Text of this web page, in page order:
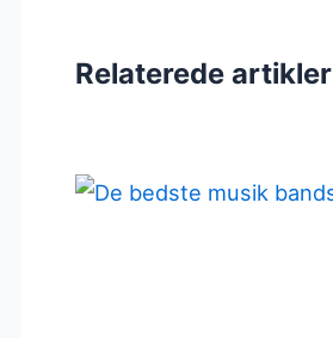
Relaterede artikler